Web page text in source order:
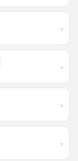
›
›
›
›